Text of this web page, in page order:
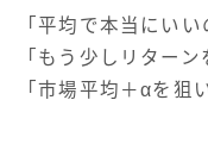
「平均で本当にいい
「もう少しリター
「市場平均＋αを狙